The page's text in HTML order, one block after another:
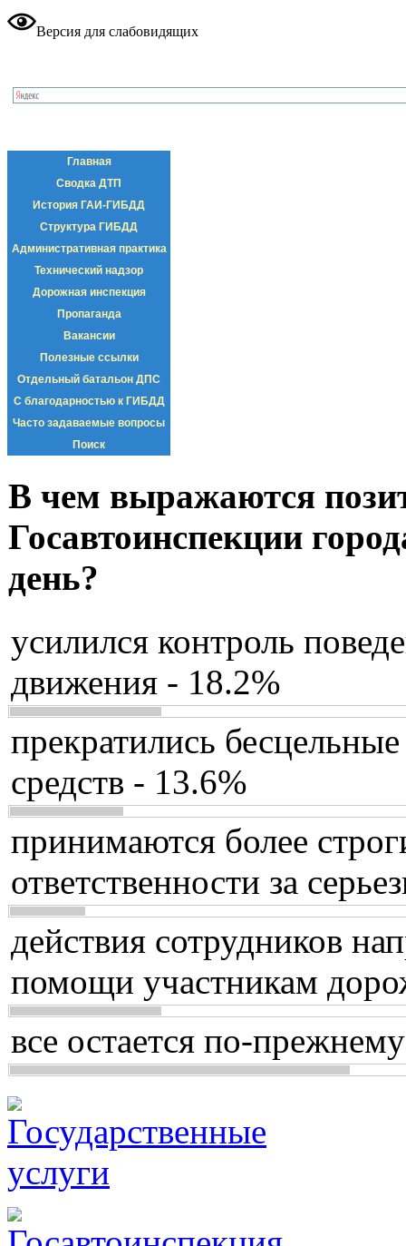
Версия для слабовидящих
Главная
Сводка ДТП
История ГАИ-ГИБДД
Структура ГИБДД
Административная практика
Технический надзор
Дорожная инспекция
Пропаганда
Вакансии
Полезные ссылки
Отдельный батальон ДПС
С благодарностью к ГИБДД
Часто задаваемые вопросы
Поиск
В чем выражаются
Госавтоинспекции
день?
усилился контроль
движения - 18.2%
прекратились
средств - 13.6%
принимаются более
ответственности за
действия сотрудников
помощи участникам
все остается по-